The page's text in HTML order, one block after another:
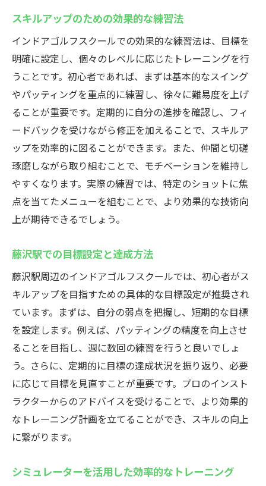
スキルアップのための効果的な練習法
インドアゴルフスクールでの効果的な練習法は、目標を
明確に設定し、個々のレベルに応じたトレーニングを行
うことです。初心者であれば、まずは基本的なスイング
やパッティングを重点的に練習し、徐々に難易度を上げ
ることが重要です。定期的に自分の進捗を確認し、フィ
ードバックを受けながら修正を加えることで、スキルア
ップを効率的に図ることができます。また、仲間と切磋
琢磨しながら取り組むことで、モチベーションを維持し
やすくなります。実際の練習では、特定のショットに焦
点を当てたメニューを組むことで、より効果的な技術向
上が期待できるでしょう。
藤沢駅での目標設定と達成方法
藤沢駅周辺のインドアゴルフスクールでは、初心者がス
キルアップを目指すための具体的な目標設定が推奨され
ています。まずは、自分の弱点を把握し、短期的な目標
を設定します。例えば、パッティングの精度を向上させ
ることを目指し、週に数回の練習を行うと良いでしょ
う。さらに、定期的に目標の達成状況を振り返り、必要
に応じて目標を見直すことが重要です。プロのインスト
ラクターからのアドバイスを受けることで、より効果的
なトレーニング計画を立てることができ、スキルの向上
に繋がります。
シミュレーターを活用した効率的なトレーニング